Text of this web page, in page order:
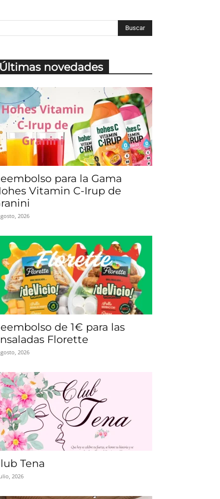
novedades
para la Gama
Vitamin C-Irup de
2026
de 1€ para las
Florette
2026
Tena
2026